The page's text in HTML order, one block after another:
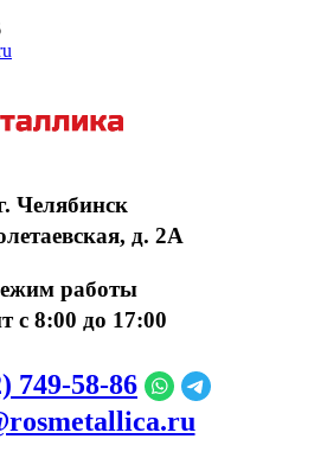
Челябинск
д. 2А
работы
с 8:00 до 17:00
749‑58‑86